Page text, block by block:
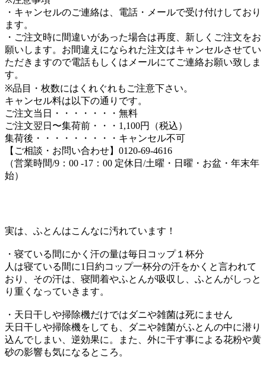
・キャンセルのご連絡は、電話・メールで受け付けしており
ます。
・ご注文時に間違いがあった場合は再度、新しくご注文をお
願いします。お間違えになられた注文はキャンセルさせてい
ただきますので電話もしくはメールにてご連絡お願い致しま
す。
※品目・枚数にはくれぐれもご注意下さい。
キャンセル料は以下の通りです。
ご注文当日・・・・・・・無料
ご注文翌日〜集荷前・・・1,100円（税込）
集荷後・・・・・・・・・キャンセル不可
【ご相談・お問い合わせ】0120-69-4616
（営業時間/9：00 -17：00 定休日/土曜・日曜・お盆・年末年
始）
実は、ふとんはこんなに汚れています！
・寝ている間にかく汗の量は毎日コップ１杯分
人は寝ている間に1日約コップ一杯分の汗をかくと言われて
おり、その汗は、寝間着やふとんが吸収し、ふとんがしっと
り重くなっていきます。
・天日干しや掃除機だけではダニや雑菌は死にません
天日干しや掃除機をしても、ダニや雑菌がふとんの中に潜り
込んでしまい、逆効果に。また、外に干す事による花粉や黄
砂の影響も気になるところ。